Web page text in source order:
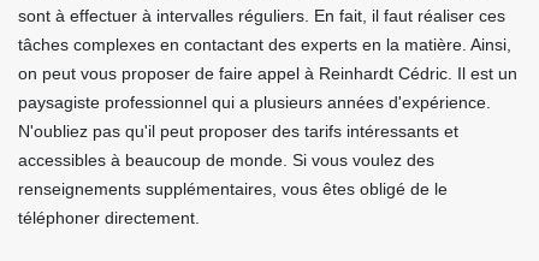
sont à effectuer à intervalles réguliers. En fait, il faut réaliser ces
tâches complexes en contactant des experts en la matière. Ainsi,
on peut vous proposer de faire appel à Reinhardt Cédric. Il est un
paysagiste professionnel qui a plusieurs années d'expérience.
N'oubliez pas qu'il peut proposer des tarifs intéressants et
accessibles à beaucoup de monde. Si vous voulez des
renseignements supplémentaires, vous êtes obligé de le
téléphoner directement.